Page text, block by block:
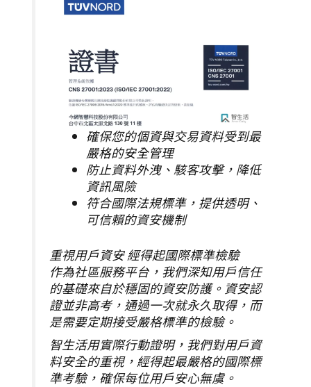
確保您的個資與交易資料受到最
嚴格的安全管理
防止資料外洩、駭客攻擊，降低
資訊風險
符合國際法規標準，提供透明、
可信賴的資安機制
重視用戶資安 經得起國際標準檢驗
作為社區服務平台，我們深知用戶信任
的基礎來自於穩固的資安防護。資安認
證並非高考，通過一次就永久取得，而
是需要定期接受嚴格標準的檢驗。
智生活用實際行動證明，我們對用戶資
料安全的重視，經得起最嚴格的國際標
準考驗，確保每位用戶安心無虞。